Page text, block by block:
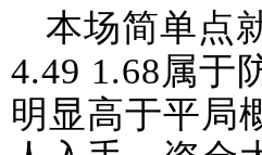
本场简单点
4.49 1.68属于
明显高于平局